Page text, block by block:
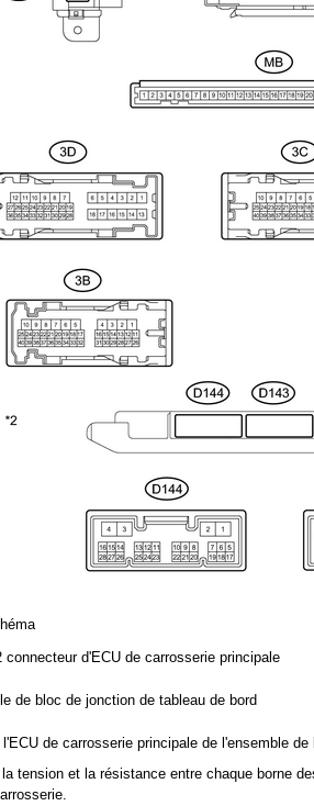
connecteur d'ECU de carrosserie principale
de bloc de jonction de tableau de bord
l'ECU de carrosserie principale de l'ensemble
tension et la résistance entre chaque borne